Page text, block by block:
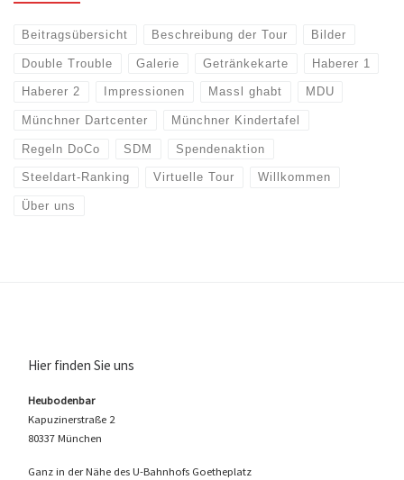
Beitragsübersicht Beschreibung der Tour Bilder
Double Trouble Galerie Getränkekarte Haberer 1
Haberer 2 Impressionen Massl ghabt MDU
Münchner Dartcenter Münchner Kindertafel
Regeln DoCo SDM Spendenaktion
Steeldart-Ranking Virtuelle Tour Willkommen
Über uns
Hier finden Sie uns
Heubodenbar
Kapuzinerstraße 2
80337 München
Ganz in der Nähe des U-Bahnhofs Goetheplatz